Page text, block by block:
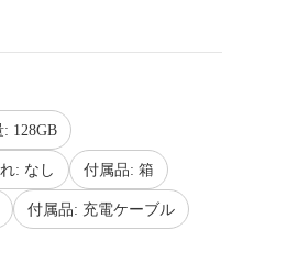
: 128GB
: なし 付属品: 箱
付属品: 充電ケーブル